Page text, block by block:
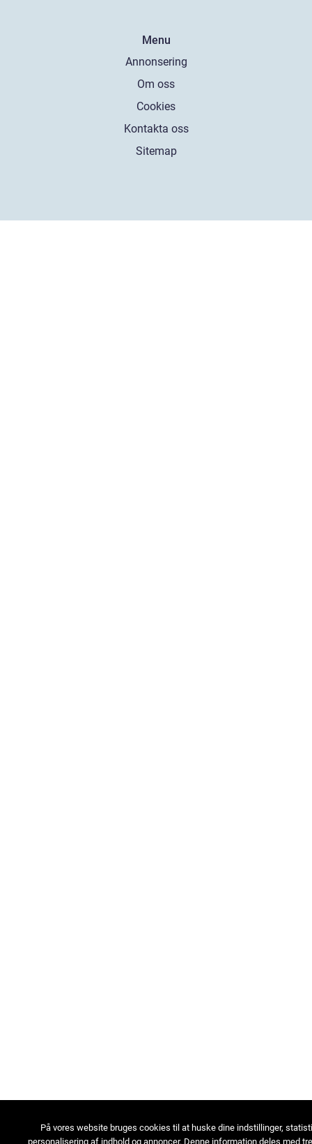
Menu
Annonsering
Om oss
Cookies
Kontakta oss
Sitemap
På vores website bruges cookies til at huske dine indstillinger,
personalisering af indhold og annoncer. Denne information deles med